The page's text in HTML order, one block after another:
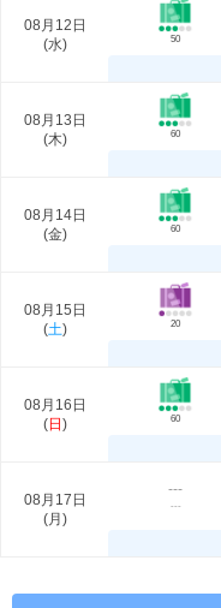
08月12日
(水) 50
08月13日
(木) 60
08月14日
(金) 60
08月15日
(土) 20
08月16日
(日 ) 60
08月17日
(月 )
---
---